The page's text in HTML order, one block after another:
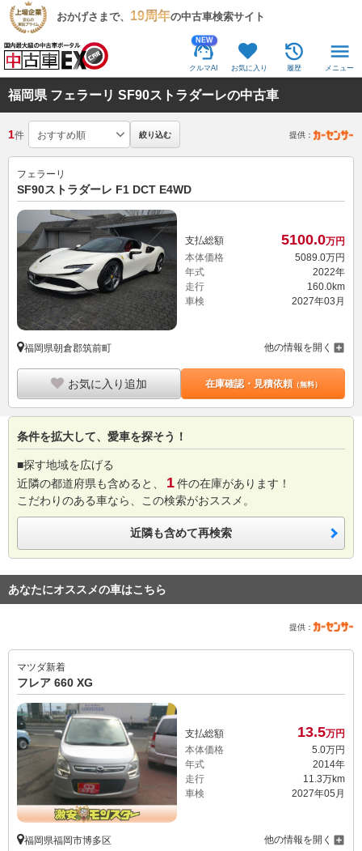
おかげさまで、 19周年の中古車検索サイト
NEW
クルマAI お気に入り 履歴 メニュー
福岡県 フェラーリ SF90ストラダーレの中古車
1件 絞り込む 提供：
フェラーリ
SF90ストラダーレ F1 DCT E4WD
支払総額 5100.0万円
本体価格
5089. 0万円
年式
2022年
走行
160.0km
車検
2027年03月
福岡県朝倉郡筑前町 他の情報を開く
お気に入り追加 在庫確認・見積依頼（無料）
条件を拡大して、愛車を探そう！
■探す地域を広げる
近隣の都道府県も含めると、
1件の在庫があります！
こだわりのある車なら、この検索がおススメ。
近隣も含めて再検索
あなたにオススメの車はこちら
提供：
マツダ新着
フレア 660 XG
支払総額 13.5万円
本体価格
5.0万円
年式
2014年
走行
11.3万km
車検
2027年05月
福岡県福岡市博多区 他の情報を開く